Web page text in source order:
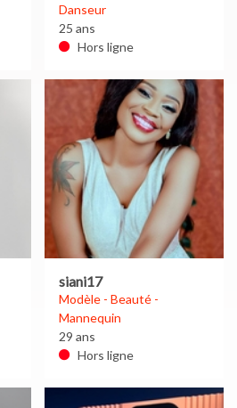
Danseur
25 ans
Hors ligne
siani17
Modèle - Beauté -
Mannequin
29 ans
Hors ligne